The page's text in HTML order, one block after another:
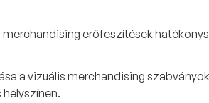
erőfeszítések
a vizuális merchandising